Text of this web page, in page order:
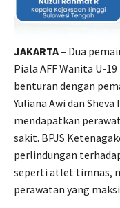
JAKARTA– Dua
Piala AFF Wanita U-
benturan dengan
Yuliana Awi dan
mendapatkan
sakit. BPJS
perlindungan
seperti atlet timnas,
perawatan yang